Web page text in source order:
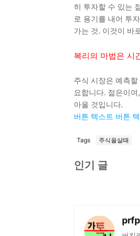
히 투자할 수 있는
로 용기를 내어 투
가는 것. 이것이 바
복리의 마법은 시
주식 시장은 예측
요합니다. 젊은이
아올 것입니다.
버튼 텍스트 버튼
Tags 주식을살때
인기 글